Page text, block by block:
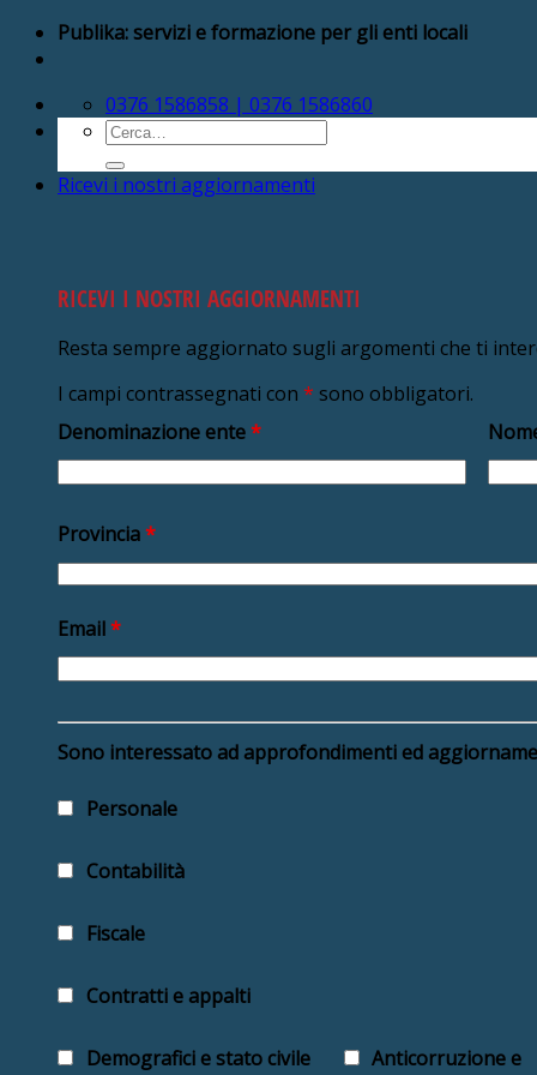
Salta Publika: servizi e formazione per gli enti locali
0376 1586858 | 0376 1586860
Cerca:
Ricevi i nostri aggiornamenti
RICEVI I NOSTRI AGGIORNAMENTI
Resta sempre aggiornato sugli argomenti che ti
I campi contrassegnati con * sono obbligatori.
Denominazione ente*
Provincia*
Email*
Sono interessato ad approfondimenti ed
Personale
Contabilità
Fiscale
Contratti e appalti
Demografici e stato civile
Anticorruzione e